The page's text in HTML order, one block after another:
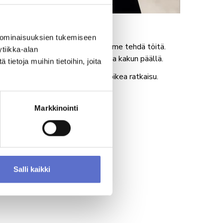
tukemiseen
alan
tietoja muihin tietoihin, joita
Markkinointi
Salli kaikki
ja se näkyy tavassamme tehdä töitä.
kannustavat kollegat kirsikkana kakun päällä.
ymmärrä ja auta löytämään oikea ratkaisu.